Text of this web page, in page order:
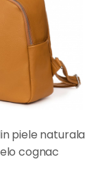
piele naturala
cognac